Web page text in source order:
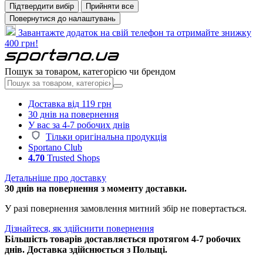
Підтвердити вибір
Прийняти все
Повернутися до налаштувань
Завантажте додаток на свій телефон та отримайте знижку
400 грн!
Пошук за товаром, категорією чи брендом
Доставка від 119 грн
30 днів на повернення
У вас за 4-7 робочих днів
Тільки оригінальна продукція
Sportano Club
4.70 Trusted Shops
Детальніше про доставку
30 днів на повернення з моменту доставки.
У разі повернення замовлення митний збір не повертається.
Дізнайтеся, як здійснити повернення
Більшість товарів доставляється протягом 4-7 робочих
днів. Доставка здійснюється з Польщі.